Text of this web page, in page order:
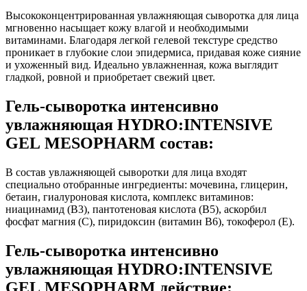
Высококонцентрированная увлажняющая сыворотка для лица
мгновенно насыщает кожу влагой и необходимыми
витаминами. Благодаря легкой гелевой текстуре средство
проникает в глубокие слои эпидермиса, придавая коже сияние
и ухоженный вид. Идеально увлажненная, кожа выглядит
гладкой, ровной и приобретает свежий цвет.
Гель-сыворотка интенсивно
увлажняющая HYDRO:INTENSIVE
GEL MESOPHARM состав:
В состав увлажняющей сыворотки для лица входят
специально отобранные ингредиенты: мочевина, глицерин,
бетаин, гиалуроновая кислота, комплекс витаминов:
ниацинамид (B3), пантотеновая кислота (B5), аскорбил
фосфат магния (С), пиридоксин (витамин В6), токоферол (E).
Гель-сыворотка интенсивно
увлажняющая HYDRO:INTENSIVE